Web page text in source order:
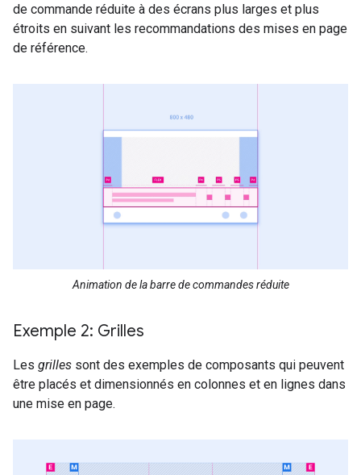
de commande réduite à des écrans plus larges et plus
étroits en suivant les recommandations des mises en page
de référence.
Animation de la barre de commandes réduite
Exemple 2: Grilles
Les grilles sont des exemples de composants qui peuvent
être placés et dimensionnés en colonnes et en lignes dans
une mise en page.